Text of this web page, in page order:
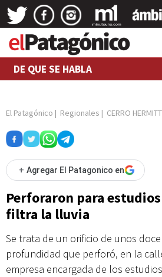
DE QUE SE HABLA
El Patagónico | Regionales | CERRO
+ Agregar El Patagonico en
Perforaron para
filtra la lluvia
Se trata de un orificio de unos
profundidad que perforó, en la
empresa encargada de los